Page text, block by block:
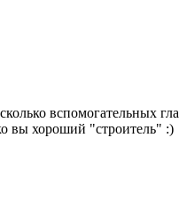
вспомогательных
вы хороший "строитель" :)